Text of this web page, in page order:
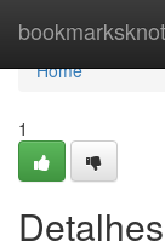
bookmarksknot
Home
Home
1